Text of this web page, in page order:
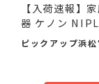
【入荷速報】
器 ケノン
0 ...
ピックアップ浜